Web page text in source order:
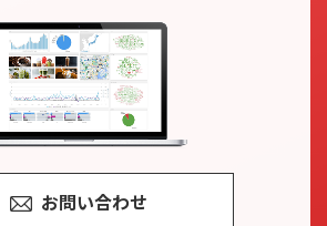
お問い合わせ